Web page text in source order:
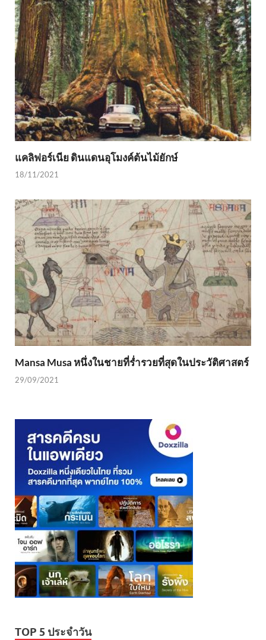
แคลิฟอร์เนีย ดินแดนอุโมงค์ต้นไม้ยักษ์
18/11/2021
Mansa Musa หนึ่งในชายที่ร่ำรวยที่สุดในประวัติศาสตร์
29/09/2021
TOP 5 ประจำวัน